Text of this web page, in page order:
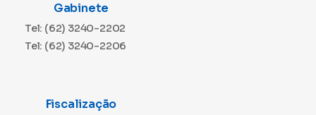
Gabinete
Tel: (62) 3240-2202
Tel: (62) 3240-2206
Fiscalização